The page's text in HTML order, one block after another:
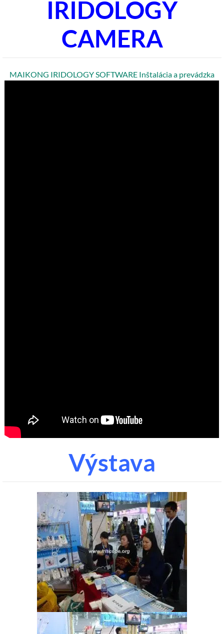
IRIDOLOGY
CAMERA
MAIKONG IRIDOLOGY SOFTWARE Inštalácia a prevádzka
Výstava